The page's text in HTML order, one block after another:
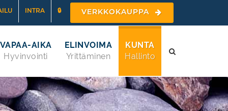
INTRA 🔒 VERKKOKAUPPA
VAPAA-AIKA
Hyvinvointi
ELINVOIMA
Yrittäminen
KUNTA
Hallinto